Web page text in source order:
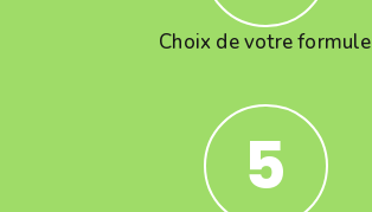
Choix de votre formule
5